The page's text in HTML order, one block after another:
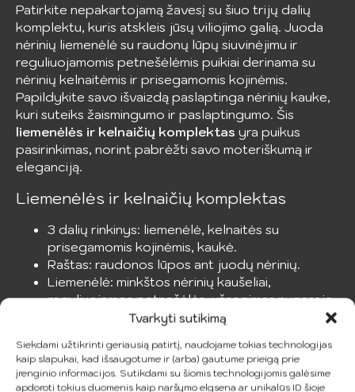
Tvarkyti sutikimą
Siekdami užtikrinti geriausią patirtį, naudojame tokias technologijas
kaip slapukai, kad išsaugotume ir (arba) gautume prieigą prie
įrenginio informacijos. Sutikdami su šiomis technologijomis galėsime
apdoroti tokius duomenis kaip naršymo elgsena ar unikalūs ID šioje
Patirkite nepakartojamą žavesį su šiuo trijų dalių
komplektu, kuris atskleis jūsų viliojimo galią. Juoda
nėrinių liemenėlė su raudonų lūpų siuvinėjimu ir
reguliuojamomis petnešėlėmis puikiai derinama su
nėrinių kelnaitėmis ir prisegamomis kojinėmis.
Papildykite savo išvaizdą paslaptinga nėrinių kauke,
kuri suteiks žaismingumo ir paslaptingumo. Šis
liemenėlės ir kelnaičių komplektas yra puikus
pasirinkimas, norint pabrėžti savo moteriškumą ir
eleganciją.
Liemenėlės ir kelnaičių komplektas
3 dalių rinkinys: liemenėlė, kelnaitės su
prisegamomis kojinėmis, kaukė.
Raštas: raudonos lūpos ant juodų nėrinių.
Liemenėlė: minkštos nėrinių kaušeliai,
reguliuojamos petnešėlės, užsegimas nugaroje.
Nėrinių kelnaitės su pritvirtintais prisegamais
Kaukė: elastingi nėriniai, atitinkantys rinkinį.
Medžiaga: 90% poliesteris, 10% elastanas.
Galimi dydžiai: S, M, L, XL.